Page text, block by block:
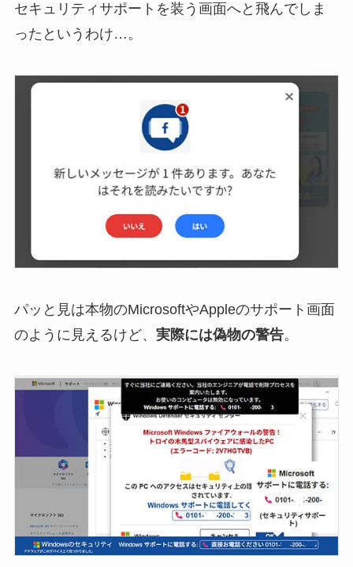
セキュリティサポートを装う画面へと飛んでしま
ったというわけ…。
パッと見は本物のMicrosoftやAppleのサポート画面
のように見えるけど、 実際には偽物の警告。